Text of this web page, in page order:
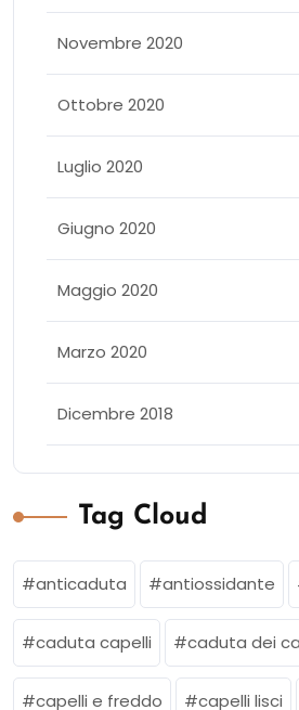
Novembre 2020
Ottobre 2020
Luglio 2020
Giugno 2020
Maggio 2020
Marzo 2020
Dicembre 2018
Tag Cloud
anticaduta antiossidante
caduta capelli caduta dei
capelli e freddo capelli lisci